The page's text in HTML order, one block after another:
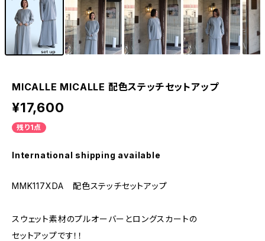
MICALLE MICALLE 配色ステッチセットアップ
¥17,600
残り1点
International shipping available
MMK117XDA 配色ステッチセットアップ
スウェット素材のプルオーバーとロングスカートの
セットアップです！！